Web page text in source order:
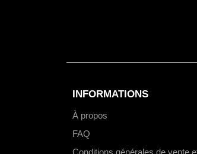
INFORMATIONS
À propos
FAQ
Conditions générales de vente